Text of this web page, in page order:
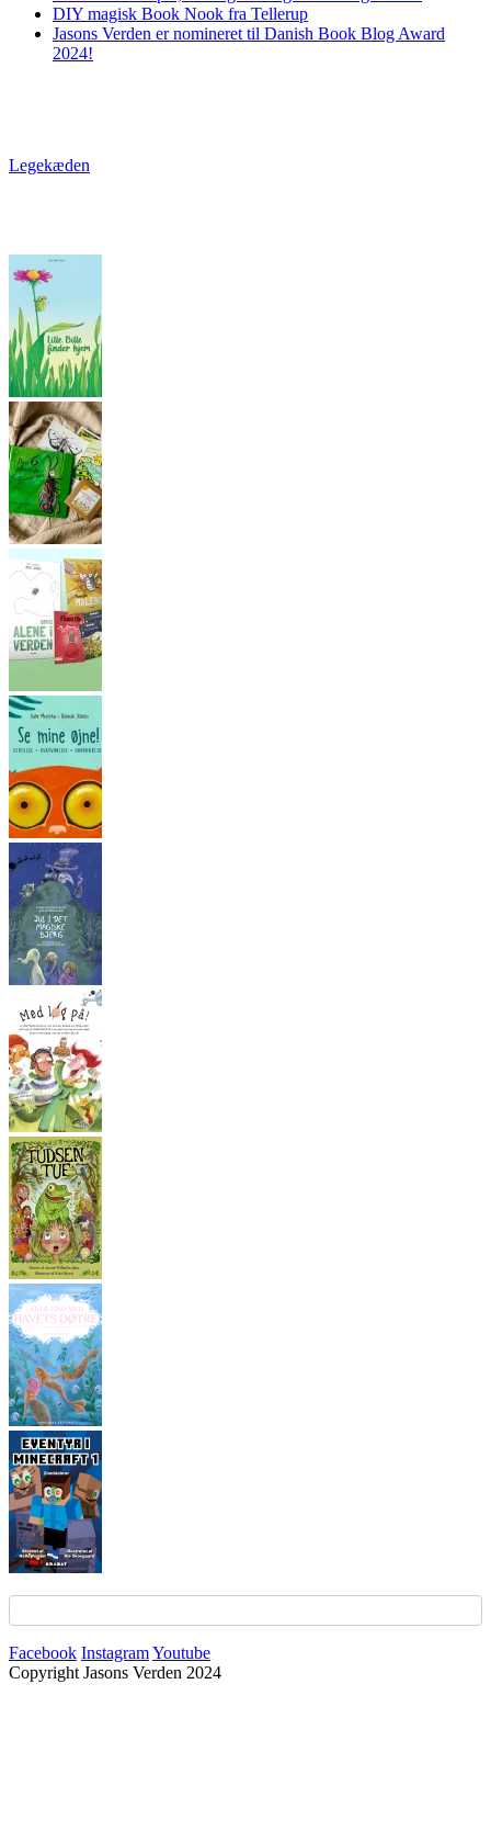
DIY magisk Book Nook fra Tellerup
Jasons Verden er nomineret til Danish Book Blog Award
2024!
Legekæden
Facebook InstagramYoutube
Copyright Jasons Verden 2024